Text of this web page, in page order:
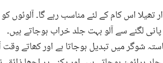
تھیلا اس کام کے لئے مناسب رہے گا۔
لگنے سے آلو بہت جلد خراب ہوجاتے ہیں۔
شوگر میں تبدیل ہوجاتا ہے اور کھاتے